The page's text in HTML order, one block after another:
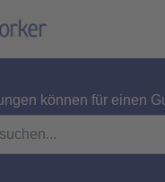
können für einen Gutschein